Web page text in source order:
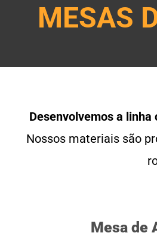
MESAS
Desenvolvemos a
Nossos materiais são
Mesa de